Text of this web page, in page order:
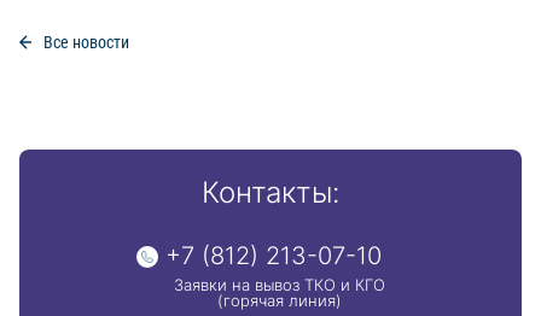
Все новости
Контакты:
+7 (812) 213-07-10
Заявки на вывоз ТКО и КГО
(горячая линия)